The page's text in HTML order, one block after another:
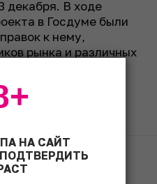
декабря. В ходе
в Госдуме были
к нему,
рынка и различных
НА САЙТ